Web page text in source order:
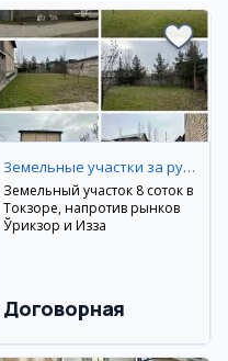
Земельные участки за рубежом
Земельный участок 8 соток в
Токзоре, напротив рынков
Ўрикзор и Изза
Договорная